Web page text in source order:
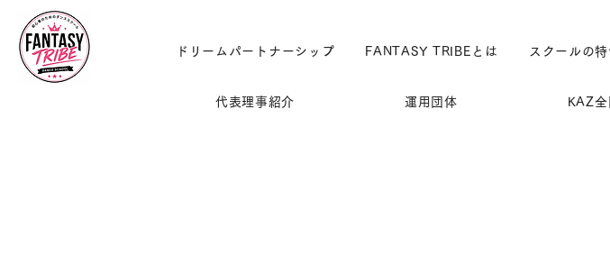
ドリームパートナーシップ FANTASY TRIBEとは スクールの特
代表理事紹介 運用団体 KAZ